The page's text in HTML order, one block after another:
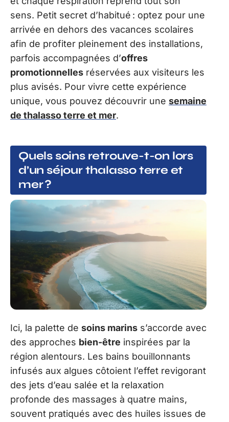
sens. Petit secret d’habitué : optez pour une
arrivée en dehors des vacances scolaires
afin de profiter pleinement des installations,
parfois accompagnées d’offres
promotionnelles réservées aux visiteurs les
plus avisés. Pour vivre cette expérience
unique, vous pouvez découvrir une semaine
de thalasso terre et mer.
Quels soins retrouve-t-on lors
d’un séjour thalasso terre et
mer ?
Ici, la palette de soins marins s’accorde avec
des approches bien-être inspirées par la
région alentours. Les bains bouillonnants
infusés aux algues côtoient l’effet revigorant
des jets d’eau salée et la relaxation
profonde des massages à quatre mains,
souvent pratiqués avec des huiles issues de